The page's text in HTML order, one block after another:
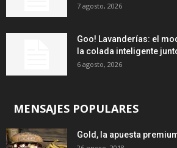
7 agosto, 2026
Goo! Lavanderías: el
la colada inteligente
6 agosto, 2026
MENSAJES POPULARES
Gold, la apuesta